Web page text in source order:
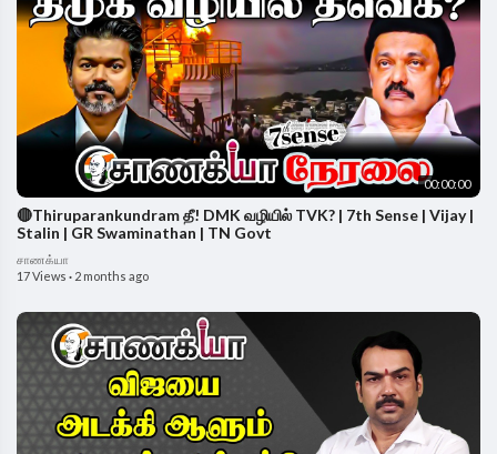
00:00:00
🔴Thiruparankundram தீ! DMK வழியில் TVK? | 7th Sense | Vijay |
Stalin | GR Swaminathan | TN Govt
சாணக்யா
17 Views · 2 months ago